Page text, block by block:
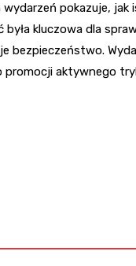
pokazuje, jak
kluczowa dla
bezpieczeństwo.
promocji aktywnego